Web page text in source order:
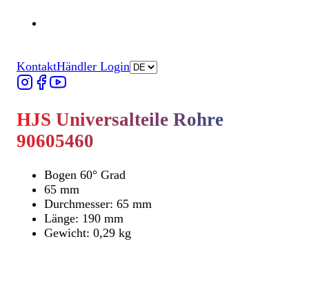
KontaktHändler Login
HJS Universalteile Rohre
90605460
Bogen 60° Grad
65 mm
Durchmesser: 65 mm
Länge: 190 mm
Gewicht: 0,29 kg